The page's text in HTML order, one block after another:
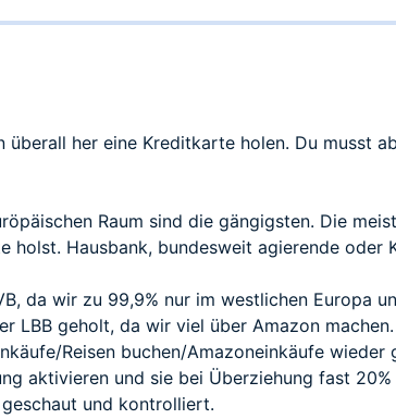
her eine Kreditkarte holen. Du musst
Raum sind die gängigsten. Die
holst. Hausbank, bundesweit agierende oder
da wir zu 99,9% nur im westlichen Europa
LBB geholt, da wir viel über Amazon
Reisen buchen/Amazoneinkäufe
aktivieren und sie bei Überziehung fast
und kontrolliert.